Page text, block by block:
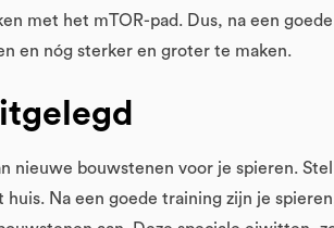
met het mTOR-pad. Dus, na een
en nóg sterker en groter te maken.
nieuwe bouwstenen voor je spieren.
Na een goede training zijn je